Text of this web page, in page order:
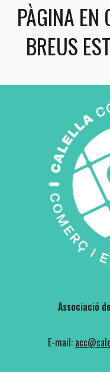
PÀGINA EN
BREUS
Associació
E-mail: